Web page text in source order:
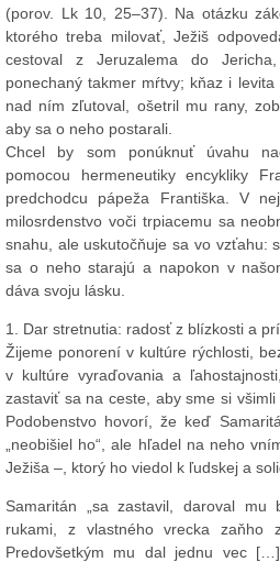
(porov. Lk 10, 25–37). Na otázku
ktorého treba milovať, Ježiš
cestoval z Jeruzalema do
ponechaný takmer mŕtvy; kňaz i
nad ním zľutoval, ošetril mu rany,
aby sa o neho postarali.
Chcel by som ponúknuť úvahu
pomocou hermeneutiky encykliky
predchodcu pápeža Františka. V
milosrdenstvo voči trpiacemu sa
snahu, ale uskutočňuje sa vo vzťahu:
sa o neho starajú a napokon v
dáva svoju lásku.
1. Dar stretnutia: radosť z blízkosti a
Žijeme ponorení v kultúre rýchlosti,
v kultúre vyraďovania a
zastaviť sa na ceste, aby sme si
Podobenstvo hovorí, že keď
„neobišiel ho“, ale hľadel na neho
Ježiša –, ktorý ho viedol k ľudskej a
Samaritán „sa zastavil, daroval mu
rukami, z vlastného vrecka zaňho
Predovšetkým mu dal jednu vec